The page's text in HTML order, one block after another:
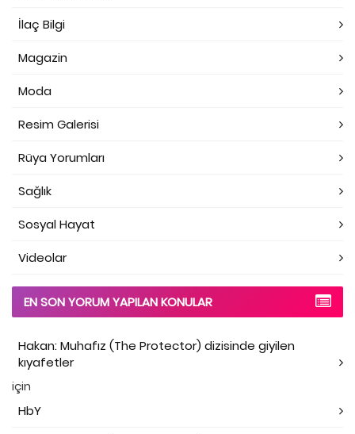
İlaç Bilgi
Magazin
Moda
Resim Galerisi
Rüya Yorumları
Sağlık
Sosyal Hayat
Videolar
EN SON YORUM YAPILAN KONULAR
Hakan: Muhafız (The Protector) dizisinde giyilen
kıyafetler
için
HbY